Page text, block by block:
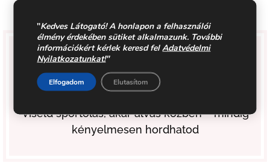
KÉNYELMES
Viseld sportolás, akár alvás közben – mindig
kényelmesen hordhatod
"Kedves Látogató! A honlapon a felhasználói
élmény érdekében sütiket alkalmazunk. További
információkért kérlek keresd felAdatvédelmi
Nyilatkozatunkat!"
Elfogadom Elutasítom